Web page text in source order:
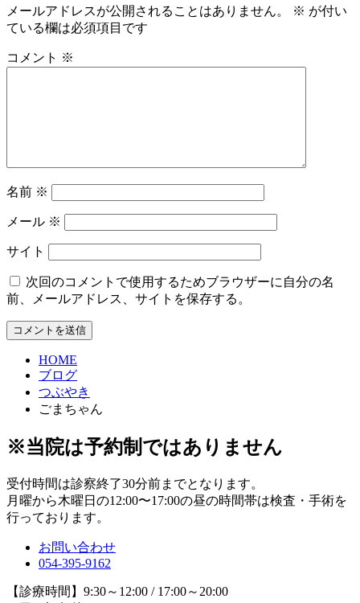
メールアドレスが公開されることはありません。 ※ が付い
ている欄は必須項目です
コメント ※
名前 ※
メール ※
サイト
次回のコメントで使用するためブラウザーに自分の名
前、メールアドレス、サイトを保存する。
HOME
ブログ
つぶやき
ごまちゃん
※当院は予約制ではありません
受付時間は診察終了30分前までとなります。
月曜から木曜日の12:00〜17:00の昼の時間帯は検査・手術を
行っております。
お問い合わせ
054-395-9162
【診療時間】9:30～12:00 / 17:00～20:00